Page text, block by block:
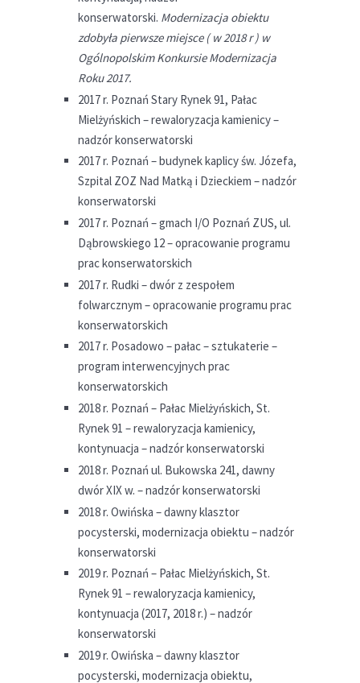
konserwatorski. Modernizacja obiektu
zdobyła pierwsze miejsce ( w 2018 r ) w
Ogólnopolskim Konkursie Modernizacja
Roku 2017.
2017 r. Poznań Stary Rynek 91, Pałac
Mielżyńskich – rewaloryzacja kamienicy –
nadzór konserwatorski
2017 r. Poznań – budynek kaplicy św. Józefa,
Szpital ZOZ Nad Matką i Dzieckiem – nadzór
konserwatorski
2017 r. Poznań – gmach I/O Poznań ZUS, ul.
Dąbrowskiego 12 – opracowanie programu
prac konserwatorskich
2017 r. Rudki – dwór z zespołem
folwarcznym – opracowanie programu prac
konserwatorskich
2017 r. Posadowo – pałac – sztukaterie –
program interwencyjnych prac
konserwatorskich
2018 r. Poznań – Pałac Mielżyńskich, St.
Rynek 91 – rewaloryzacja kamienicy,
kontynuacja – nadzór konserwatorski
2018 r. Poznań ul. Bukowska 241, dawny
dwór XIX w. – nadzór konserwatorski
2018 r. Owińska – dawny klasztor
pocysterski, modernizacja obiektu – nadzór
konserwatorski
2019 r. Poznań – Pałac Mielżyńskich, St.
Rynek 91 – rewaloryzacja kamienicy,
kontynuacja (2017, 2018 r.) – nadzór
konserwatorski
2019 r. Owińska – dawny klasztor
pocysterski, modernizacja obiektu,